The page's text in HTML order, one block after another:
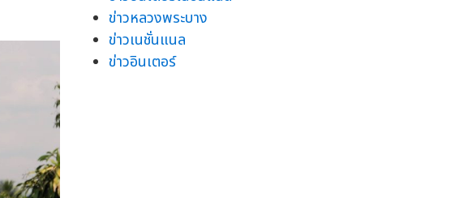
ข่าวหลวงพระบาง
ข่าวเนชั่นแนล
ข่าวอินเตอร์